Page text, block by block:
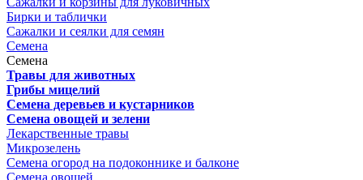
Бирки и таблички
Сажалки и сеялки для семян
Семена
Семена
Травы для животных
Грибы мицелий
Семена деревьев и кустарников
Семена овощей и зелени
Лекарственные травы
Микрозелень
Семена огород на подоконнике и балконе
Семена овощей